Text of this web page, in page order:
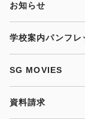
お知らせ
学校案内パンフレ
SG MOVIES
資料請求